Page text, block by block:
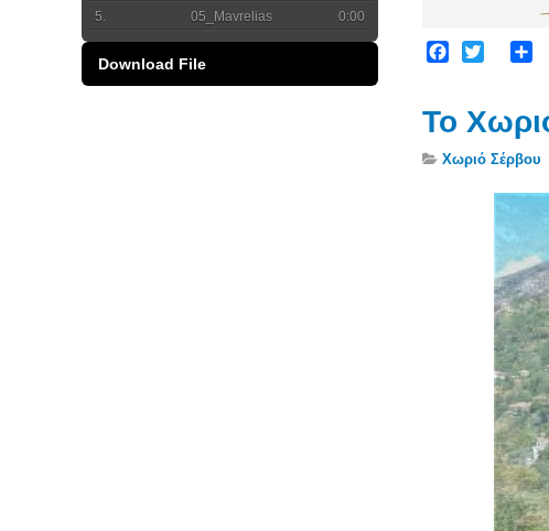
To
Χωριό Σέρβου
05_Mavrelias
0:00
06_Mavrelias2
0:00
07_opanagia_despoina
Download File